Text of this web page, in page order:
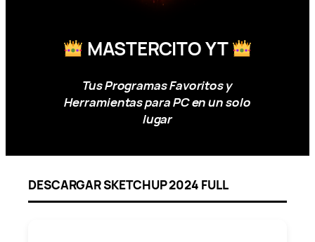
MASTERCITO YT
Tus Programas Favoritos y
Herramientas para PC en un solo
lugar
DESCARGAR SKETCHUP 2024 FULL